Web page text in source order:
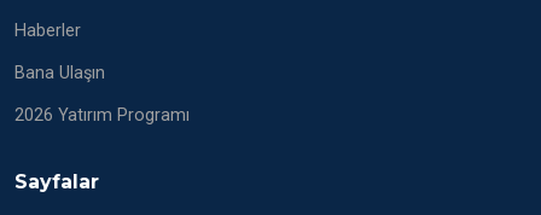
Haberler
Bana Ulaşın
2026 Yatırım Programı
Sayfalar